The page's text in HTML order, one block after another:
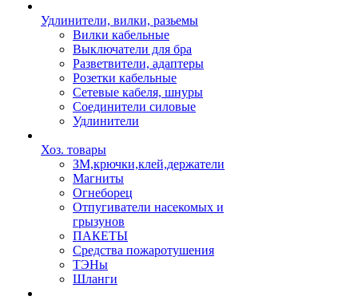
Удлинители, вилки, разьемы
Вилки кабельные
Выключатели для бра
Разветвители, адаптеры
Розетки кабельные
Сетевые кабеля, шнуры
Соединители силовые
Удлинители
Хоз. товары
ЗМ,крючки,клей,держатели
Магниты
Огнеборец
Отпугиватели насекомых и
грызунов
ПАКЕТЫ
Средства пожаротушения
ТЭНы
Шланги